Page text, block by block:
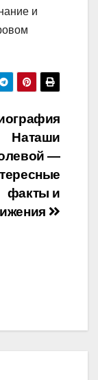
и
Наташи
—
факты и